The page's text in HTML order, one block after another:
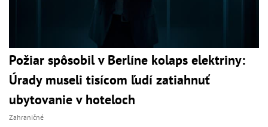
Požiar spôsobil v Berlíne kolaps elektriny:
Úrady museli tisícom ľudí zatiahnuť
ubytovanie v hoteloch
Zahraničné